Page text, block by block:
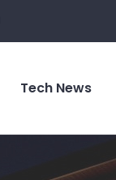
Tech News